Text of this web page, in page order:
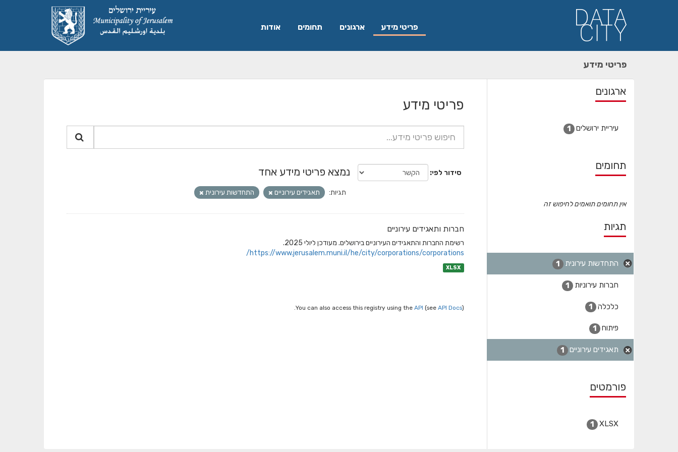
פריטי מידע ארגונים תחומים אודות
פריטי מידע
ארגונים
עיריית ירושלים 1
תחומים
אין תחומים תואמים לחיפוש זה
תגיות
התחדשות עירונית 1
חברות עירוניות 1
כלכלה 1
פיתוח 1
תאגידים עירוניים 1
פורמטים
XLSX
1
פריטי מידע
סידור לפי נמצא פריטי מידע אחד
תגיות: תאגידים עירוניים התחדשות עירונית
חברות ותאגידים עירוניים
רשימת החברות והתאגידים העירוניים בירושלים. מעודכן ליולי 2025.
https://www.jerusalem.muni.il/he/city/corporations/corporations/
XLSX
You can also access this registry using the API (see API Docs).